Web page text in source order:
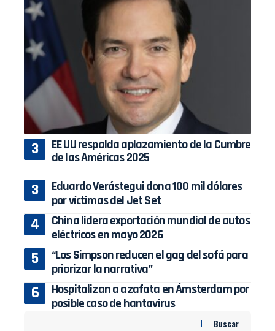
EE UU respalda aplazamiento de la Cumbre
de las Américas 2025
Eduardo Verástegui dona 100 mil dólares
por víctimas del Jet Set
China lidera exportación mundial de autos
eléctricos en mayo 2026
“Los Simpson reducen el gag del sofá para
priorizar la narrativa”
Hospitalizan a azafata en Ámsterdam por
posible caso de hantavirus
Buscar